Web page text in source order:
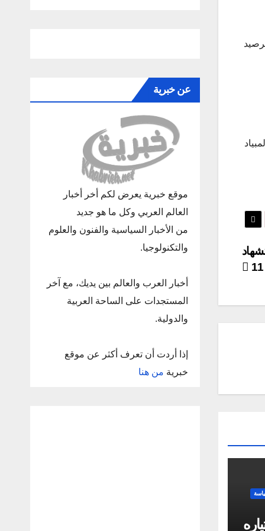
برصيد
عن خبرية
موقع خبرية يعرض لكم أخر أخبار
العالم العربي وكل ما هو جديد
من الأخبار السياسية والفنون والعلوم
والتكنولوجيا.
أخبار العرب والعالم بين يديك، مع آخر
المستجدات على الساحة العربية
والدولية.
إذا أردت أن تعرف أكثر عن موقع
خبرية من هنا